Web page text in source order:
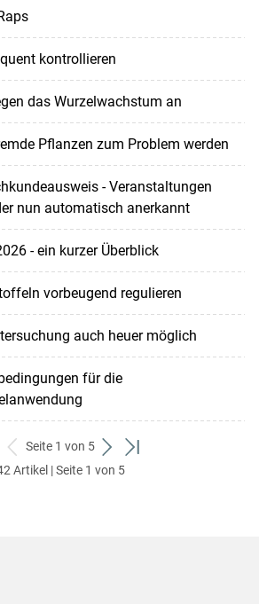
kontrollieren
das Wurzelwachstum an
Pflanzen zum Problem werden
- Veranstaltungen
nun automatisch anerkannt
- ein kurzer Überblick
vorbeugend regulieren
auch heuer möglich
für die
zurück
zum
Seite 1 von 5
weiter
zum
zum
Artikel | Seite 1 von 5